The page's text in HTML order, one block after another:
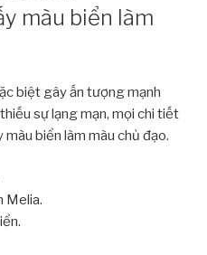
màu biển làm
biệt gây ấn tượng mạnh
sự lạng mạn, mọi chi tiết
biển làm màu chủ đạo.
Melia.